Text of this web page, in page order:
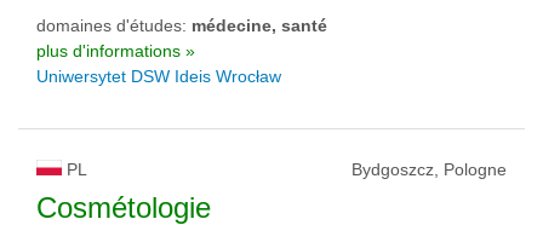
domaines d'études: médecine, santé
plus d'informations »
Uniwersytet DSW Ideis Wrocław
PL Bydgoszcz, Pologne
Cosmétologie